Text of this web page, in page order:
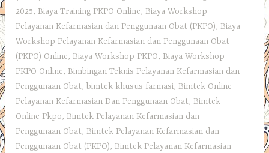
2025, Biaya Training PKPO Online, Biaya Workshop
Pelayanan Kefarmasian dan Penggunaan Obat (PKPO), Biaya
Workshop Pelayanan Kefarmasian dan Penggunaan Obat
(PKPO) Online, Biaya Workshop PKPO, Biaya Workshop
PKPO Online, Bimbingan Teknis Pelayanan Kefarmasian dan
Penggunaan Obat, bimtek khusus farmasi, Bimtek Online
Pelayanan Kefarmasian Dan Penggunaan Obat, Bimtek
Online Pkpo, Bimtek Pelayanan Kefarmasian dan
Penggunaan Obat, Bimtek Pelayanan Kefarmasian dan
Penggunaan Obat (PKPO), Bimtek Pelayanan Kefarmasian